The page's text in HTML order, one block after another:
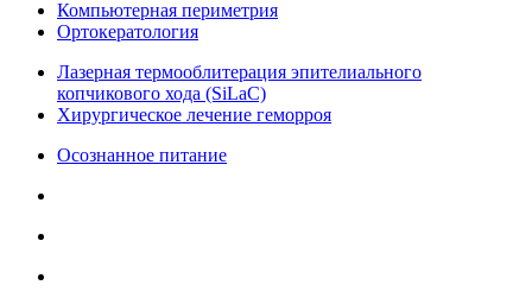
Компьютерная периметрия
Ортокератология
Лазерная термооблитерация эпителиального
копчикового хода (SiLaC)
Хирургическое лечение геморроя
Осознанное питание